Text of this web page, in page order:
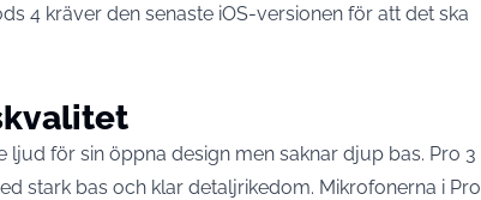
4 kräver den senaste iOS-versionen för att det ska
för sin öppna design men saknar djup bas. Pro 3
stark bas och klar detaljrikedom. Mikrofonerna i Pro